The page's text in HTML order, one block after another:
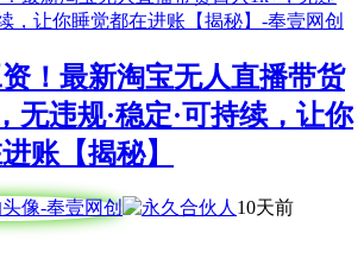
！最新淘宝无人直播带货
无违规·稳定·可持续，让你
账【揭秘】
10天前